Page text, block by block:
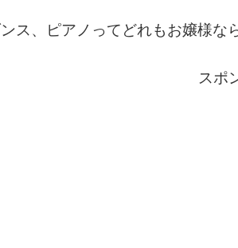
ス、ピアノってどれもお嬢様な
スポ